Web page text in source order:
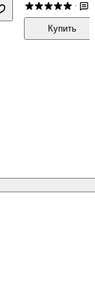
·
Купить